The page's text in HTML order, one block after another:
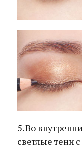
5. Во
светлые тени